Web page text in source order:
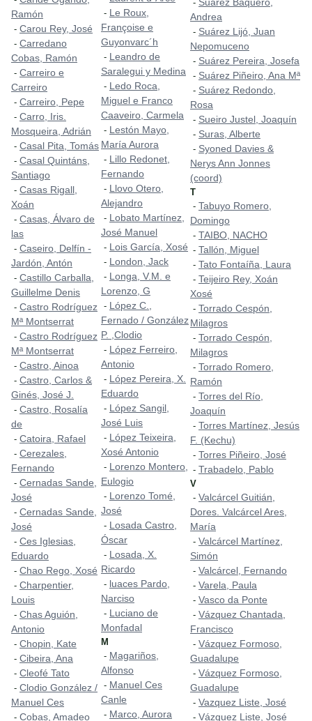
Ramón
- Carou Rey, José
- Carredano
Cobas, Ramón
- Carreiro e
Carreiro
- Carreiro, Pepe
- Carro, Iris.
Mosqueira, Adrián
- Casal Pita, Tomás
- Casal Quintáns,
Santiago
- Casas Rigall,
Xoán
- Casas, Álvaro de
las
- Caseiro, Delfín -
Jardón, Antón
- Castillo Carballa,
Guillelme Denis
- Castro Rodríguez
Mª Montserrat
- Castro Rodríguez
Mª Montserrat
- Castro, Ainoa
- Castro, Carlos &
Ginés, José J.
- Castro, Rosalía
de
- Catoira, Rafael
- Cerezales,
Fernando
- Cernadas Sande,
José
- Cernadas Sande,
José
- Ces Iglesias,
Eduardo
- Chao Rego, Xosé
- Charpentier,
Louis
- Chas Aguión,
Antonio
- Chopin, Kate
- Cibeira, Ana
- Cleofé Tato
- Clodio González /
Manuel Ces
- Cobas, Amadeo
- Le Roux,
Françoise e
Guyonvarc´h
- Leandro de
Saralegui y Medina
- Ledo Roca,
Miguel e Franco
Caaveiro, Carmela
- Lestón Mayo,
María Aurora
- Lillo Redonet,
Fernando
- Llovo Otero,
Alejandro
- Lobato Martínez,
José Manuel
- Lois García, Xosé
- London, Jack
- Longa, V.M. e
Lorenzo, G
- López C.,
Fernado / González
P. ,Clodio
- López Ferreiro,
Antonio
- López Pereira, X.
Eduardo
- López Sangil,
José Luis
- López Teixeira,
Xosé Antonio
- Lorenzo Montero,
Eulogio
- Lorenzo Tomé,
José
- Losada Castro,
Óscar
- Losada, X.
Ricardo
- luaces Pardo,
Narciso
- Luciano de
Monfadal
M
- Magariños,
Alfonso
- Manuel Ces
Canle
- Marco, Aurora
- Suárez Baquero,
Andrea
- Suárez Lijó, Juan
Nepomuceno
- Suárez Pereira, Josefa
- Suárez Piñeiro, Ana Mª
- Suárez Redondo,
Rosa
- Sueiro Justel, Joaquín
- Suras, Alberte
- Syoned Davies &
Nerys Ann Jonnes
(coord)
T
- Tabuyo Romero,
Domingo
- TAIBO, NACHO
- Tallón, Miguel
- Tato Fontaíña, Laura
- Teijeiro Rey, Xoán
Xosé
- Torrado Cespón,
Milagros
- Torrado Cespón,
Milagros
- Torrado Romero,
Ramón
- Torres del Río,
Joaquín
- Torres Martínez, Jesús
F. (Kechu)
- Torres Piñeiro, José
- Trabadelo, Pablo
V
- Valcárcel Guitián,
Dores. Valcárcel Ares,
María
- Valcárcel Martínez,
Simón
- Valcárcel, Fernando
- Varela, Paula
- Vasco da Ponte
- Vázquez Chantada,
Francisco
- Vázquez Formoso,
Guadalupe
- Vázquez Formoso,
Guadalupe
- Vazquez Liste, José
- Vázquez Liste, José